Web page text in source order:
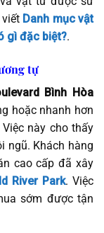
Danh mục vật
gì đặc biệt?.
tự
Bình Hòa
hoặc nhanh hơn
này cho thấy
ngũ. Khách hàng
cao cấp đã xây
River Park. Việc
sớm được tận